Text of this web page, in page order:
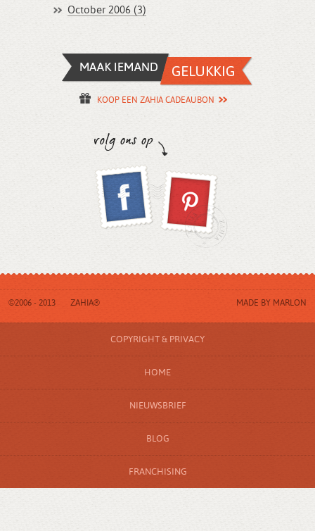
October 2006 (3)
KOOP EEN ZAHIA CADEAUBON
©2006 - 2013 ZAHIA® MADE BY MARLON
COPYRIGHT & PRIVACY
HOME
NIEUWSBRIEF
BLOG
FRANCHISING